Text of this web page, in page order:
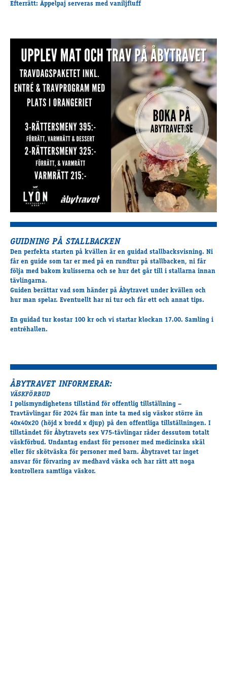
Efterrätt: Äppelpaj serveras med vaniljfluff
GUIDNING PÅ STALLBACKEN
Den perfekta starten på kvällen är en guidad stallbacksvisning. Ni
får en guide som tar er med på en rundtur på stallbacken, ni får
följa med bakom kulisserna och se hur det går till i stallarna innan
tävlingarna.
Guiden berättar vad som händer på Åbytravet under kvällen och
hur man spelar. Eventuellt har ni tur och får ett och annat tips.
En guidad tur kostar 100 kr och vi startar klockan 17.00. Samling i
entréhallen.
ÅBYTRAVET INFORMERAR:
VÄSKFÖRBUD
I polismyndighetens tillstånd för offentlig tillställning –
Travtävlingar för 2024 får man inte ta med sig väskor större än
40x40x20 (höjd x bredd x djup) på den offentliga tillställningen. I
tillståndet för Åbytravets sex V75-tävlingar råder dessutom totalt
väskförbud. Undantag endast för personer med medicinska skäl
eller för skötväska för personer med barn. Åbytravet tar inget
ansvar för förvaring av medhavd väska och har rätt att noga
kontrollera samtliga väskor.